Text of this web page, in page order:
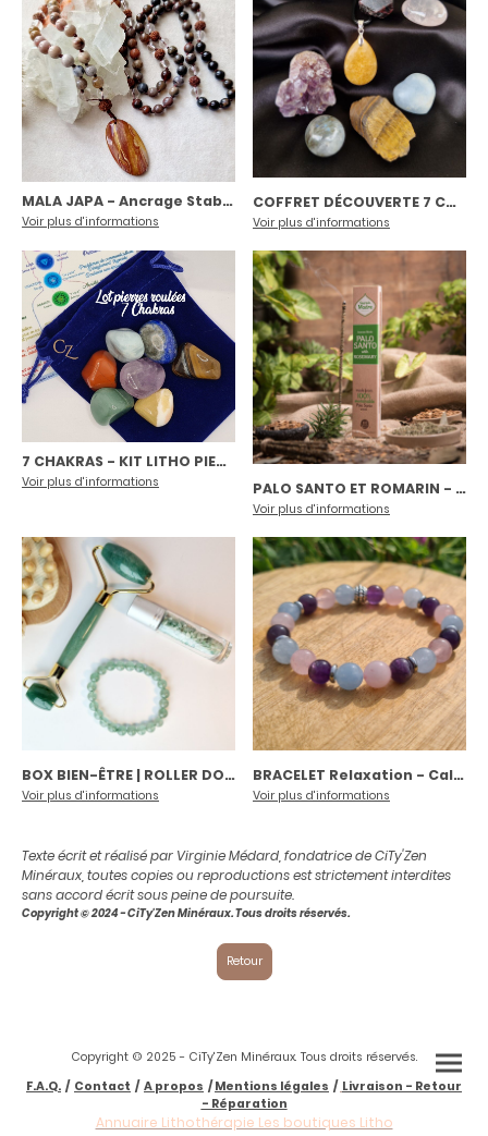
MALA JAPA - Ancrage Stabilité Sérénité | Bois fossile | 01479
Voir plus d'informations
COFFRET DÉCOUVERTE 7 CHAKRAS
Voir plus d'informations
7 CHAKRAS - KIT LITHO PIERRES ROULÉES |00002
Voir plus d'informations PALO SANTO ET ROMARIN - Sagrada Madré
Voir plus d'informations
BOX BIEN-ÊTRE | ROLLER DOUBLE + ROLL-ON STICK + BRACELET - AVENTURINE VERTE
Voir plus d'informations
BRACELET Relaxation - Calme - Apaisement
Voir plus d'informations
Texte écrit et réalisé par Virginie Médard, fondatrice de CiTy'Zen
Minéraux, toutes copies ou reproductions est strictement interdites
sans accord écrit sous peine de poursuite.
Copyright © 2024 - CiTy'Zen Minéraux. Tous droits réservés.
Retour
Copyright © 2025 - CiTy'Zen Minéraux. Tous droits réservés.
F.A.Q. / Contact / A propos /Mentions légales / Livraison - Retour
- Réparation
Annuaire Lithothérapie Les boutiques Litho